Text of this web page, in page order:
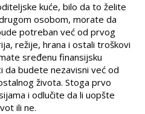
kuće, bilo da to želite
osobom, morate da
potreban već od prvog
režije, hrana i ostali troškovi
sređenu finansijsku
da budete nezavisni već od
života. Stoga prvo
i odlučite da li uopšte
ili ne.